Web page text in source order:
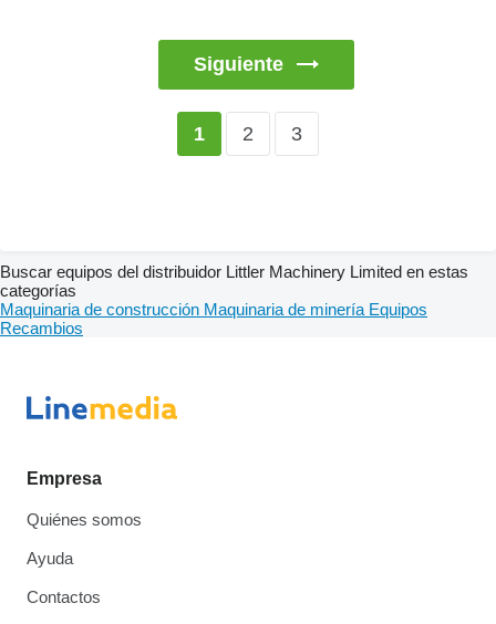
Siguiente
1 2 3
Buscar equipos del distribuidor Littler Machinery Limited en estas
categorías
Maquinaria de construcción Maquinaria de minería Equipos
Recambios
Empresa
Quiénes somos
Ayuda
Contactos